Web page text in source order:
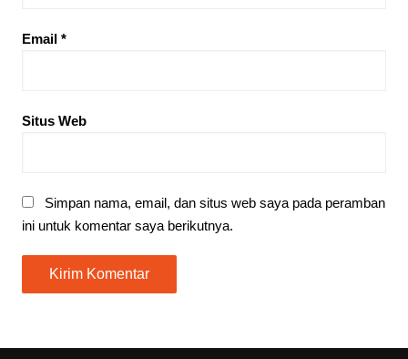
Email *
Situs Web
Simpan nama, email, dan situs web saya pada peramban
ini untuk komentar saya berikutnya.